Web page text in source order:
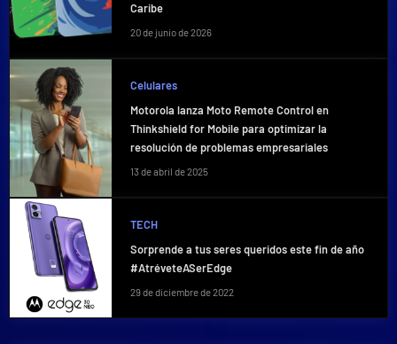
Caribe
20 de junio de 2026
Celulares
Motorola lanza Moto Remote Control en
Thinkshield for Mobile para optimizar la
resolución de problemas empresariales
13 de abril de 2025
TECH
Sorprende a tus seres queridos este fin de año
#AtréveteASerEdge
29 de diciembre de 2022